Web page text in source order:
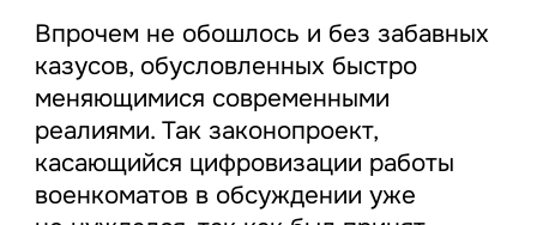
Впрочем не обошлось и без забавных
казусов, обусловленных быстро
меняющимися современными
реалиями. Так законопроект,
касающийся цифровизации работы
военкоматов в обсуждении уже